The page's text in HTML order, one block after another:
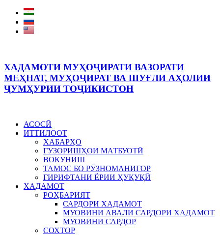
ХАДАМОТИ МУҲОҶИРАТИ ВАЗОРАТИ
МЕҲНАТ, МУҲОҶИРАТ ВА ШУҒЛИ АҲОЛИИ
ҶУМҲУРИИ ТОҶИКИСТОН
АСОСӢ
ИТТИЛООТ
ХАБАРҲО
ГУЗОРИШҲОИ МАТБУОТӢ
ВОКУНИШ
ТАМОС БО РӮЗНОМАНИГОР
ГИРИФТАНИ ЁРИИ ҲУҚУҚӢ
ХАДАМОТ
РОҲБАРИЯТ
САРДОРИ ХАДАМОТ
МУОВИНИ АВАЛИ САРДОРИ ХАДАМОТ
МУОВИНИ САРДОР
СОХТОР